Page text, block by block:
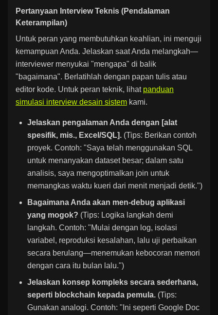
Pertanyaan Interview Teknis (Pendalaman
Keterampilan)
Untuk peran yang membutuhkan keahlian, ini menguji
kemampuan Anda. Jelaskan saat Anda melangkah—
interviewer menyukai "mengapa" di balik
"bagaimana". Berlatihlah dengan papan tulis atau
editor kode. Untuk peran teknik, lihat panduan
simulasi interview desain sistem kami.
Jelaskan pengalaman Anda dengan [alat
spesifik, mis., Excel/SQL]. (Tips: Berikan contoh
proyek. Contoh: "Saya telah menggunakan SQL
untuk menanyakan dataset besar; dalam satu
analisis, saya mengoptimalkan join untuk
memangkas waktu kueri dari menit menjadi detik.")
Bagaimana Anda akan men-debug aplikasi
yang mogok? (Tips: Logika langkah demi
langkah. Contoh: "Mulai dengan log, isolasi
variabel, reproduksi kesalahan, lalu uji perbaikan
secara berulang—menemukan kebocoran memori
dengan cara itu bulan lalu.")
Jelaskan konsep kompleks secara sederhana,
seperti blockchain kepada pemula. (Tips:
Gunakan analogi. Contoh: "Ini seperti Google Doc